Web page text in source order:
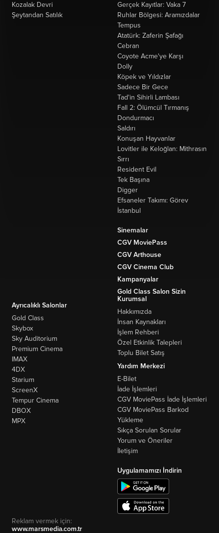
Kozalak Devri
Şeytandan Satılık
Gerçek Kayıtlar: Vaka 7
Ruhlar Bölgesi: Aramızdalar
Tempus
Atatürk: Zaferin Şafağı
Cebran
Coyote Acme'ye Karşı
Dolly
Köpek ve Yıldızlar
Sadece Bir Gece
Tad'in Sihirli Lambası
Fall 2: Ölümcül Tırmanış
Dondurmacı
Saldırı
Konuşan Hayvanlar
Lovitler ile Keloğlan: Mithrasın
Sırrı
Resident Evil
Tek Başına
Digger
Efsaneler Takımı: Görev
İstanbul
Sinemalar
CGV MoviePass
CGV Arthouse
CGV Cinema Club
Kampanyalar
Gold Class Salon Sizin
Ayrıcalıklı Salonlar
Gold Class
Skybox
Sky Auditorium
Premium Cinema
IMAX
4DX
Starium
ScreenX
Tempur Cinema
DBOX
MPX
Kurumsal
Hakkımızda
İnsan Kaynakları
İşlem Rehberi
Özel Etkinlik Talepleri
Toplu Bilet Satış
Yardım Merkezi
E-Bilet
İade İşlemleri
CGV MoviePass İade İşlemleri
CGV MoviePass Barkod
Yükleme
Sıkça Sorulan Sorular
Yorum ve Öneriler
İletişim
Uygulamamızı İndirin
Reklam vermek için:
www.marsmedia.com.tr